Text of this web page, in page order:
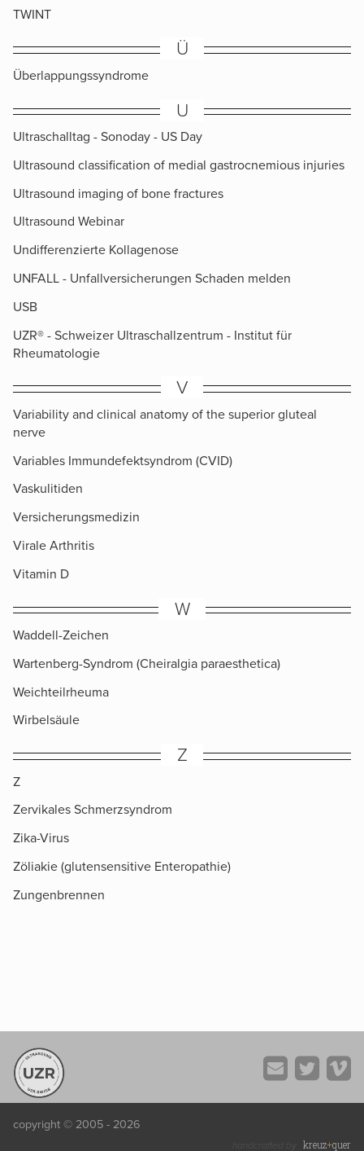
TWINT
Ü
Überlappungssyndrome
U
Ultraschalltag - Sonoday - US Day
Ultrasound classification of medial gastrocnemious injuries
Ultrasound imaging of bone fractures
Ultrasound Webinar
Undifferenzierte Kollagenose
UNFALL - Unfallversicherungen Schaden melden
USB
UZR® - Schweizer Ultraschallzentrum - Institut für
Rheumatologie
V
Variability and clinical anatomy of the superior gluteal
nerve
Variables Immundefektsyndrom (CVID)
Vaskulitiden
Versicherungsmedizin
Virale Arthritis
Vitamin D
W
Waddell-Zeichen
Wartenberg-Syndrom (Cheiralgia paraesthetica)
Weichteilrheuma
Wirbelsäule
Z
Z
Zervikales Schmerzsyndrom
Zika-Virus
Zöliakie (glutensensitive Enteropathie)
Zungenbrennen
copyright © 2005 - 2026
handcrafted by kreuz+quer